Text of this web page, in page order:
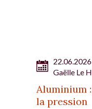
Gaëlle Le
Aluminium
la pression